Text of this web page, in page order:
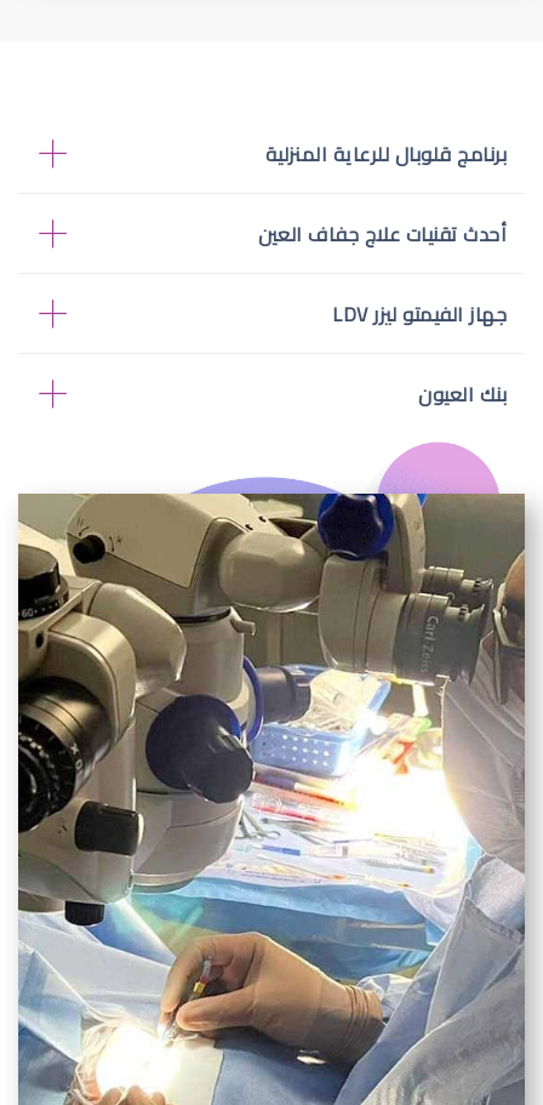
برنامج قلوبال للرعاية المنزلية
أحدث تقنيات علاج جفاف العين
جهاز الفيمتو ليزر LDV
بنك العيون